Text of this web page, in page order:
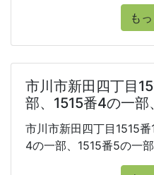
も
市川市新田四丁目
部、1515番4の一部
市川市新田四丁目1515
4の一部、1515番5の一部